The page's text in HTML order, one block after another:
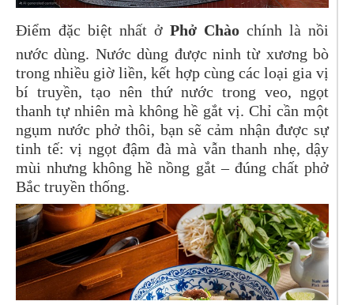
Điểm đặc biệt nhất ở Phở Chào chính là nồi
nước dùng. Nước dùng được ninh từ xương bò
trong nhiều giờ liền, kết hợp cùng các loại gia vị
bí truyền, tạo nên thứ nước trong veo, ngọt
thanh tự nhiên mà không hề gắt vị. Chỉ cần một
ngụm nước phở thôi, bạn sẽ cảm nhận được sự
tinh tế: vị ngọt đậm đà mà vẫn thanh nhẹ, dậy
mùi nhưng không hề nồng gắt – đúng chất phở
Bắc truyền thống.